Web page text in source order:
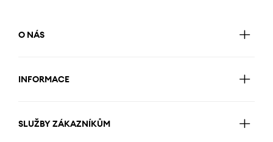
O NÁS
INFORMACE
SLUŽBY ZÁKAZNÍKŮM